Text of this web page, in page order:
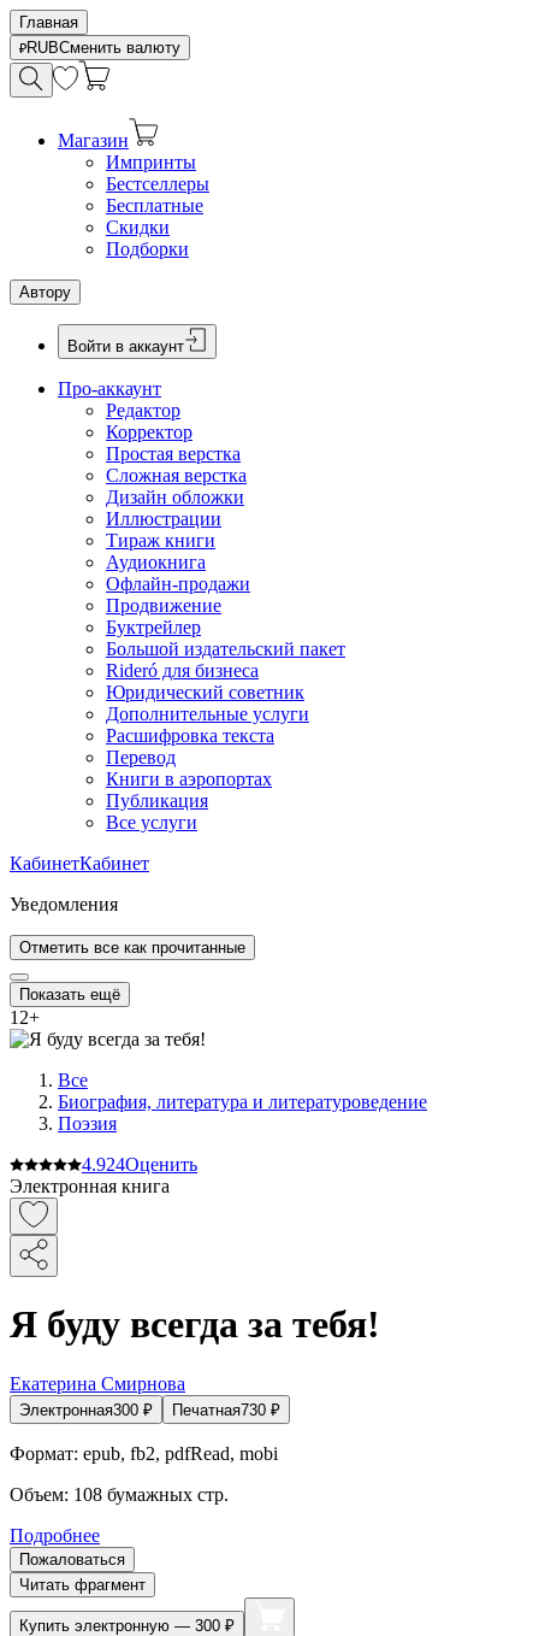
Главная
RUBСменить валюту
Магазин
Импринты
Бестселлеры
Бесплатные
Скидки
Подборки
Автору
Войти в аккаунт
Про-аккаунт
Редактор
Корректор
Простая верстка
Сложная верстка
Дизайн обложки
Иллюстрации
Тираж книги
Аудиокнига
Офлайн-продажи
Продвижение
Буктрейлер
Большой издательский пакет
Rideró для бизнеса
Юридический советник
Дополнительные услуги
Расшифровка текста
Перевод
Книги в аэропортах
Публикация
Все услуги
КабинетКабинет
Уведомления
Отметить все как прочитанные
Показать ещё
12+
Все
Биография, литература и литературоведение
Поэзия
4.924Оценить
Электронная книга
Я буду всегда за тебя!
Екатерина Смирнова
Электронная300 ₽ Печатная730 ₽
Формат: epub, fb2, pdfRead, mobi
Объем: 108 бумажных стр.
Подробнее
Пожаловаться
Читать фрагмент
Купить электронную — 300 ₽